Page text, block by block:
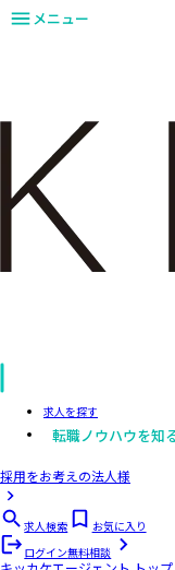
メニュー
求人を探す
転職ノウハウを知
採用をお考えの法人様
求人検索
お気に入り
ログイン無料相談